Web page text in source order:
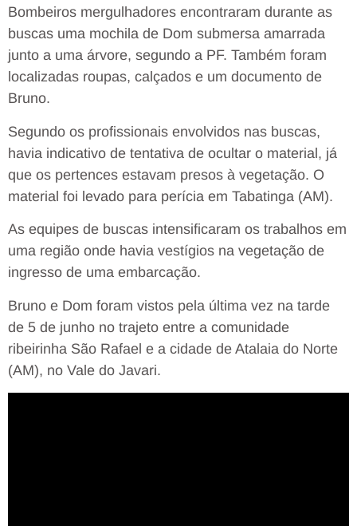
Bombeiros mergulhadores encontraram durante as
buscas uma mochila de Dom submersa amarrada
junto a uma árvore, segundo a PF. Também foram
localizadas roupas, calçados e um documento de
Bruno.
Segundo os profissionais envolvidos nas buscas,
havia indicativo de tentativa de ocultar o material, já
que os pertences estavam presos à vegetação. O
material foi levado para perícia em Tabatinga (AM).
As equipes de buscas intensificaram os trabalhos em
uma região onde havia vestígios na vegetação de
ingresso de uma embarcação.
Bruno e Dom foram vistos pela última vez na tarde
de 5 de junho no trajeto entre a comunidade
ribeirinha São Rafael e a cidade de Atalaia do Norte
(AM), no Vale do Javari.